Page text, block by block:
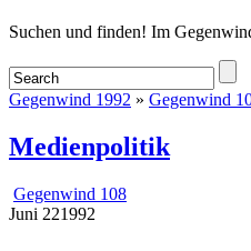
Startseite
Suchen und finden! Im
Gegenwind 1992 » Gegenwind
Medienpolitik
Gegenwind 108
Juni 221992